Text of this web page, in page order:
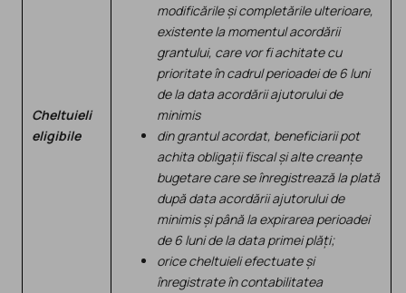
Cheltuieli
eligibile
modificările și completările ulterioare,
existente la momentul acordării
grantului, care vor fi achitate cu
prioritate în cadrul perioadei de 6 luni
de la data acordării ajutorului de
minimis
din grantul acordat, beneficiarii pot
achita obligații fiscalși alte creanțe
bugetare care se înregistrează la plată
după dataacordării ajutorului de
minimis și până la expirarea perioadei
de 6 luni de la data primei plăți;
orice cheltuieli efectuate și
înregistrate în contabilitatea